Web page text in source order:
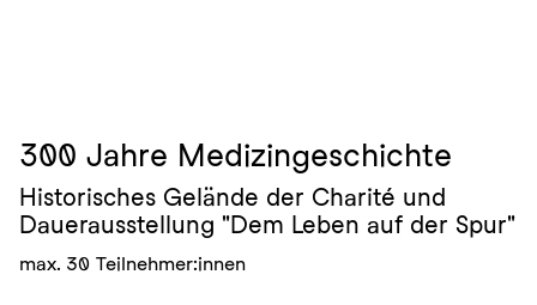
300 Jahre Medizingeschichte
Historisches Gelände der Charité und
Dauerausstellung "Dem Leben auf der Spur"
max. 30 Teilnehmer:innen